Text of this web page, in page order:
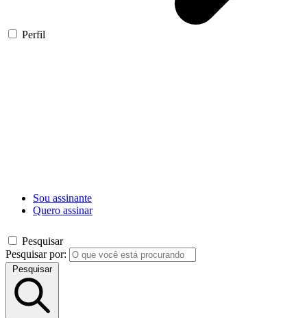
Perfil
Sou assinante
Quero assinar
Pesquisar
Pesquisar por:
Pesquisar